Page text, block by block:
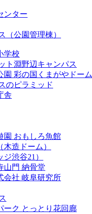
ンター
（公園管理棟）
学校
ト淵野辺キャンパス
園 彩の国くまがやドーム
のピラミッド
舎
園 おもしろ魚館
造ドーム）
渋谷21）
山門 納骨堂
会社 岐阜研究所
ーク とっとり花回廊